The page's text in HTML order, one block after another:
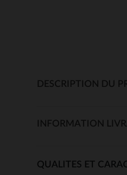
DESCRIPTION DU
INFORMATION
QUALITES ET